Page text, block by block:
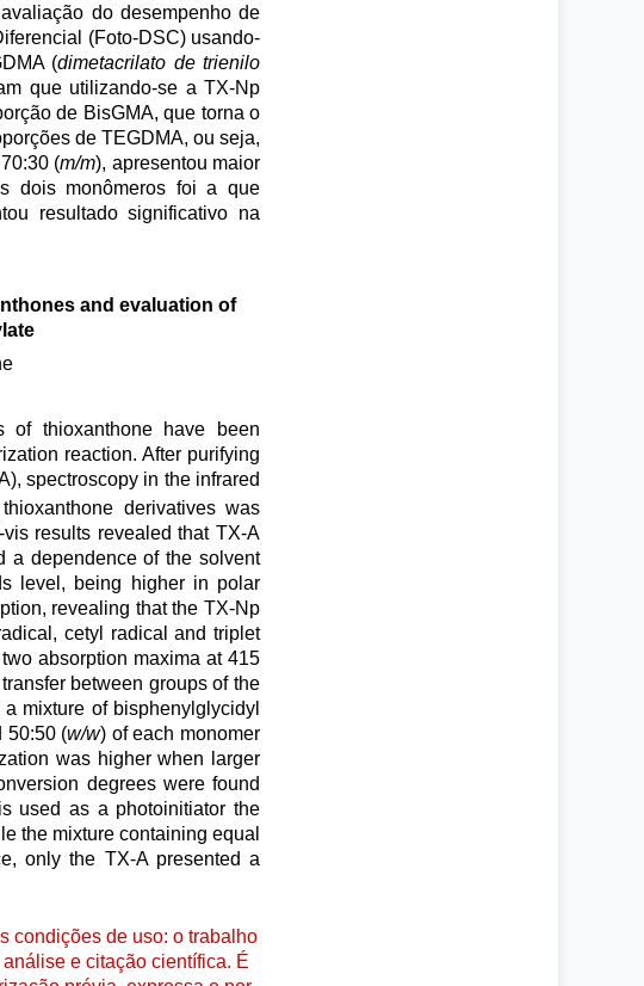
do desempenho de
(Foto-DSC) usando-
(dimetacrilato de trienilo
que utilizando-se a TX-Np
de BisGMA, que torna o
de TEGDMA, ou seja,
(m/m), apresentou maior
dois monômeros foi a que
resultado significativo na
and evaluation of
of thioxanthone have been
reaction. After purifying
spectroscopy in the infrared
derivatives was
results revealed that TX-A
a dependence of the solvent
level, being higher in polar
revealing that the TX-Np
cetyl radical and triplet
absorption maxima at 415
between groups of the
mixture of bisphenylglycidyl
50:50 (w/w) of each monomer
was higher when larger
degrees were found
used as a photoinitiator the
the mixture containing equal
only the TX-A presented a
condições de uso: o trabalho
e citação científica. É